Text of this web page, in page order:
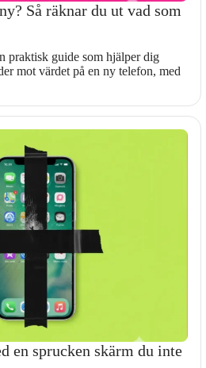
Så räknar du ut vad som
praktisk guide som hjälper dig
mot värdet på en ny telefon, med
en sprucken skärm du inte